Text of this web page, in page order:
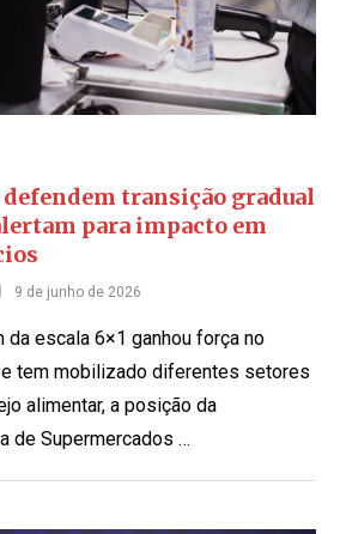
defendem transição gradual
para impacto em
9 de junho de 2026
escala 6×1 ganhou força no
tem mobilizado diferentes setores
alimentar, a posição da
de Supermercados …